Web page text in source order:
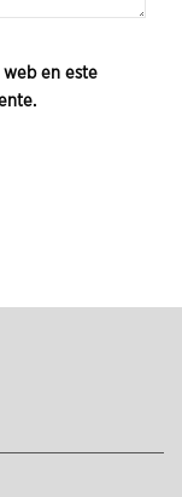
en este